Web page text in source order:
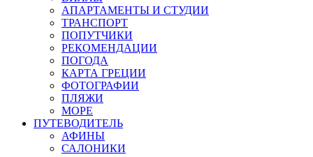
АПАРТАМЕНТЫ И СТУДИИ
ТРАНСПОРТ
ПОПУТЧИКИ
РЕКОМЕНДАЦИИ
ПОГОДА
КАРТА ГРЕЦИИ
ФОТОГРАФИИ
ПЛЯЖИ
МОРЕ
ПУТЕВОДИТЕЛЬ
АФИНЫ
САЛОНИКИ